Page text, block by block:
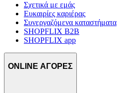
Σχετικά με εμάς
Ευκαιρίες καριέρας
Συνεργαζόμενα καταστήματα
SHOPFLIX B2B
SHOPFLIX app
ONLINE ΑΓΟΡΕΣ